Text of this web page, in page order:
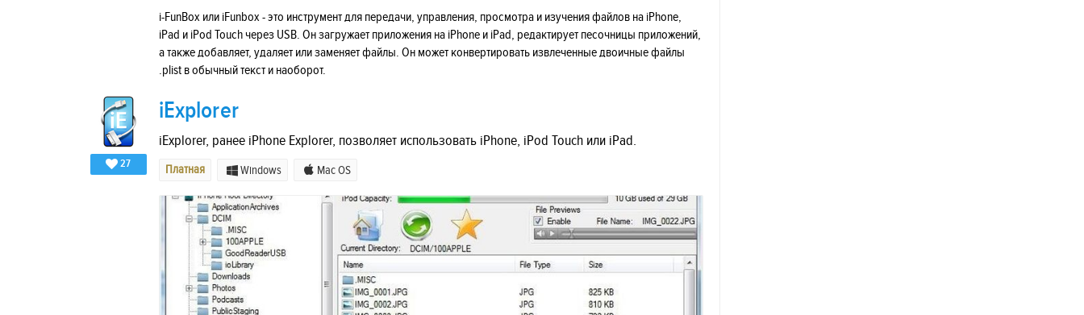
i-FunBox или iFunbox - это инструмент для передачи, управления, просмотра и изучения файлов на iPhone,
iPad и iPod Touch через USB. Он загружает приложения на iPhone и iPad, редактирует песочницы приложений,
а также добавляет, удаляет или заменяет файлы. Он может конвертировать извлеченные двоичные файлы
.plist в обычный текст и наоборот.
27
iExplorer
iExplorer, ранее iPhone Explorer, позволяет использовать iPhone, iPod Touch или iPad.
Платная Windows Mac OS